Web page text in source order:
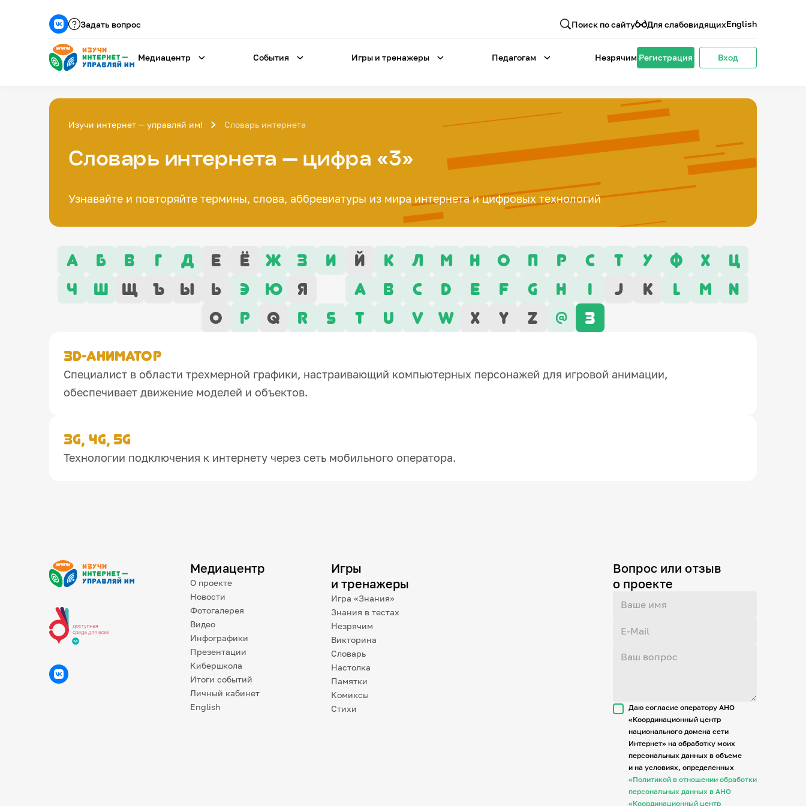
Задать вопрос Поиск по сайту Для слабовидящихEnglish
Медиацентр События Игры и тренажеры Педагогам Незрячим Регистрация Вход
Изучи интернет — управляй им! Словарь интернета
Словарь интернета — цифра «3»
Узнавайте и повторяйте термины, слова, аббревиатуры из мира интернета и цифровых технологий
А Б В Г Д Е Ё Ж З И Й К Л М Н О П Р С Т У Ф Х
Ц
Ч
Ш Щ Ъ Ы Ь Э Ю Я A B C D E F G H I J K L M
N
O
P Q R S T U V W X Y Z @ 3
3D-аниматор
Специалист в области трехмерной графики, настраивающий компьютерных персонажей для игровой анимации,
обеспечивает движение моделей и объектов.
3G, 4G, 5G
Технологии подключения к интернету через сеть мобильного оператора.
Медиацентр
О проекте
Новости
Фотогалерея
Видео
Инфографики
Презентации
Кибершкола
Итоги событий
Личный кабинет
English
Игры
и тренажеры
Игра «Знания»
Знания в тестах
Незрячим
Викторина
Словарь
Настолка
Памятки
Комиксы
Стихи
Вопрос или отзыв
о проекте
Даю согласие оператору АНО
«Координационный центр
национального домена сети
Интернет» на обработку моих
персональных данных в объеме
и на условиях, определенных
«Политикой в отношении обработки
персональных данных в АНО
«Координационный центр